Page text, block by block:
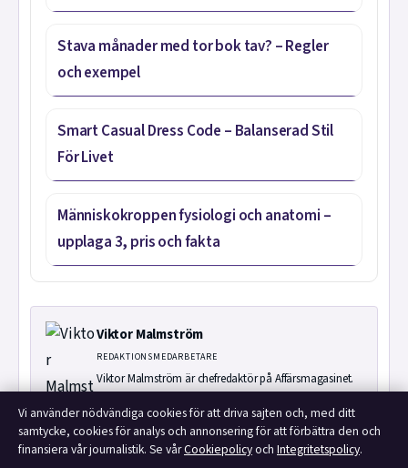
Stava månader med tor bok tav? – Regler
och exempel
Smart Casual Dress Code – Balanserad Stil
För Livet
Människokroppen fysiologi och anatomi –
upplaga 3, pris och fakta
Viktor Malmström
REDAKTIONSMEDARBETARE
Viktor Malmström är chefredaktör på Affärsmagasinet.
KATEGORIER
FILMENS ROLLISTA
LÅNGÄRMAD T-SHIRT DAM: MODELLER FRÅN ZALANDO & H&M
Vi använder nödvändiga cookies för att driva sajten och, med ditt
samtycke, cookies för analys och annonsering för att förbättra den och
finansiera vår journalistik. Se vårCookiepolicyoch Integritetspolicy.